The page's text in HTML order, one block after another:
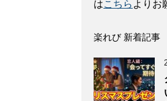
はこちら よりお
楽れび 新着記事